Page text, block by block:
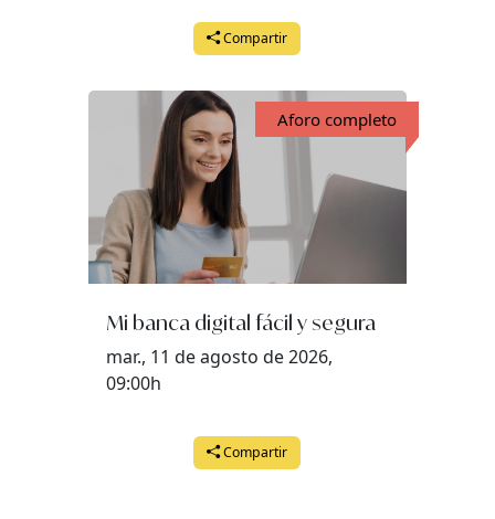
Compartir
Aforo completo
Mi banca digital fácil y segura
mar., 11 de agosto de 2026,
09:00h
Compartir